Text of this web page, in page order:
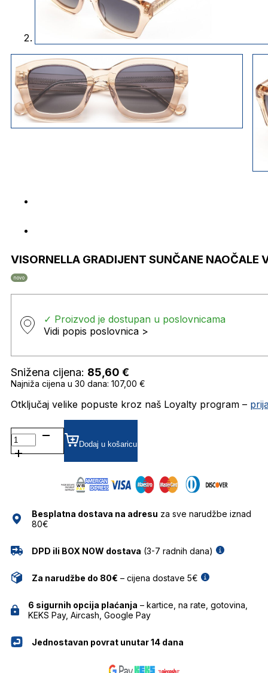
VISORNELLA GRADIJENT SUNČANE NAOČALE
novo
✓ Proizvod je dostupan u poslovnicama
Vidi popis poslovnica >
Snižena cijena: 85,60 €
Najniža cijena u 30 dana: 107,00 €
Otključaj velike popuste kroz naš Loyalty program –
VISORNELLA
GRADIJENT SUNČANE
NAOČALE
Dodaj u košaricu
Besplatna dostava na adresu za sve narudžbe iznad
80€
DPD ili BOX NOW dostava (3-7 radnih dana)
Za narudžbe do 80€ – cijena dostave 5€
6 sigurnih opcija plaćanja – kartice, na rate, gotovina,
KEKS Pay, Aircash, Google Pay
Jednostavan povrat unutar 14 dana